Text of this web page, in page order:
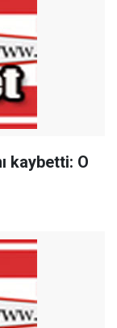
kaybetti: O